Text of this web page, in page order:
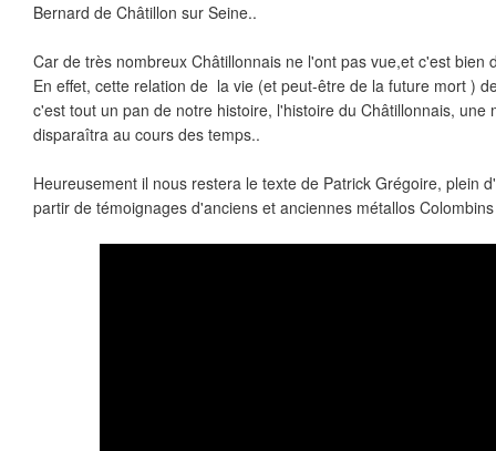
Bernard de Châtillon sur Seine..
Car de très nombreux Châtillonnais ne l'ont pas vue,et c'est bien
En effet, cette relation de la vie (et peut-être de la future mort )
c'est tout un pan de notre histoire, l'histoire du Châtillonnais, une
disparaîtra au cours des temps..
Heureusement il nous restera le texte de Patrick Grégoire, plein
partir de témoignages d'anciens et anciennes métallos